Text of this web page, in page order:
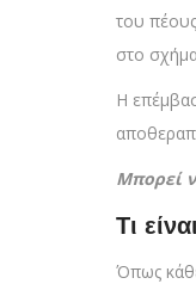
του
στο
Η
Μπορεί
Τι
Όπως